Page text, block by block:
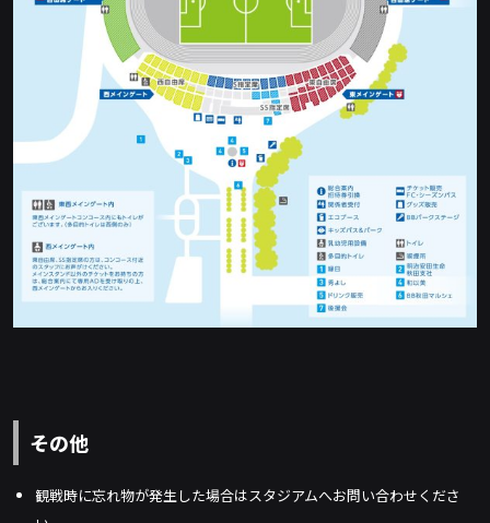
その他
観戦時に忘れ物が発生した場合はスタジアムへお問い合わせくださ